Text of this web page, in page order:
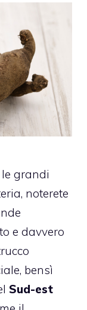
grandi
noterete
e davvero
bensì
Sud-est